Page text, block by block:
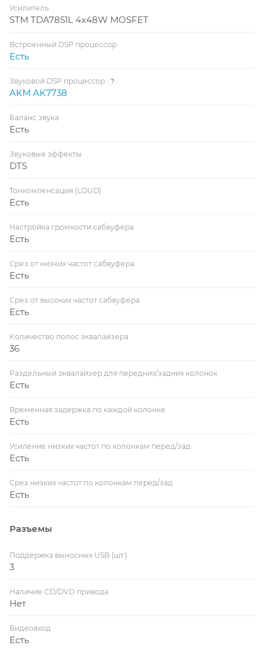
Усилитель
STM TDA7851L 4x48W MOSFET
Встроенный DSP процессор
Есть
Звуковой DSP процессор ?
AKM AK7738
Баланс звука
Есть
Звуковые эффекты
DTS
Тонкомпенсация (LOUD)
Есть
Настройка громкости сабвуфера
Есть
Срез от низких частот сабвуфера
Есть
Срез от высоких частот сабвуфера
Есть
Количество полос эквалайзера
36
Раздельный эквалайзер для передних/задних колонок
Есть
Временная задержка по каждой колонке
Есть
Усиление низких частот по колонкам перед/зад
Есть
Срез низких частот по колонкам перед/зад
Есть
Разъемы
Поддержка выносных USB (шт.)
3
Наличие CD/DVD привода
Нет
Видеовход
Есть